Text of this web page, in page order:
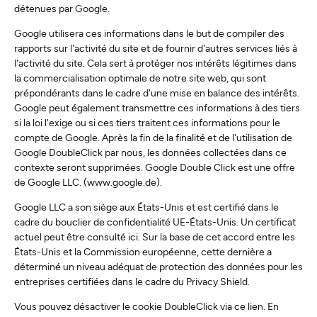
détenues par Google.
Google utilisera ces informations dans le but de compiler des
rapports sur l'activité du site et de fournir d'autres services liés à
l'activité du site. Cela sert à protéger nos intérêts légitimes dans
la commercialisation optimale de notre site web, qui sont
prépondérants dans le cadre d'une mise en balance des intérêts.
Google peut également transmettre ces informations à des tiers
si la loi l'exige ou si ces tiers traitent ces informations pour le
compte de Google. Après la fin de la finalité et de l'utilisation de
Google DoubleClick par nous, les données collectées dans ce
contexte seront supprimées. Google Double Click est une offre
de Google LLC. (www.google.de).
Google LLC a son siège aux États-Unis et est certifié dans le
cadre du bouclier de confidentialité UE-États-Unis. Un certificat
actuel peut être consulté ici. Sur la base de cet accord entre les
États-Unis et la Commission européenne, cette dernière a
déterminé un niveau adéquat de protection des données pour les
entreprises certifiées dans le cadre du Privacy Shield.
Vous pouvez désactiver le cookie DoubleClick via ce lien. En